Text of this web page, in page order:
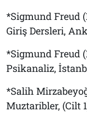
*Sigmund Freud
Giriş Dersleri,
*Sigmund Freud
Psikanaliz,
*Salih
Muztaribler, (Cilt